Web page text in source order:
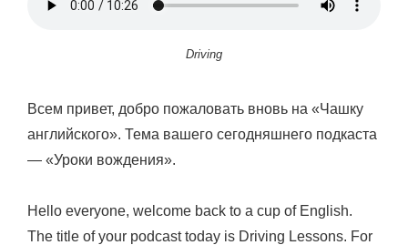
Driving
Всем привет, добро пожаловать вновь на «Чашку
английского». Тема вашего сегодняшнего подкаста
— «Уроки вождения».
Hello everyone, welcome back to a cup of English.
The title of your podcast today is Driving Lessons. For